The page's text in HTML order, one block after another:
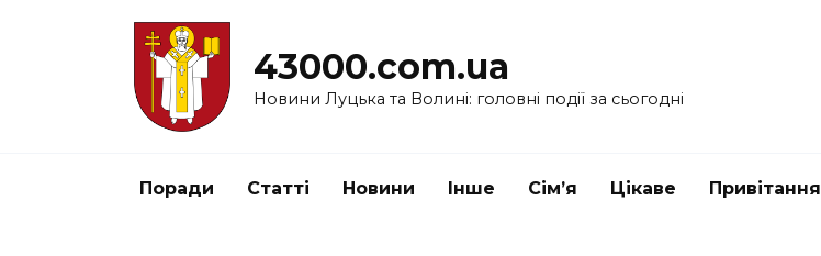
43000.com.ua
Новини Луцька та Волині: головні події за сьогодні
Поради Статті Новини Інше Сім’я Цікаве Привітання